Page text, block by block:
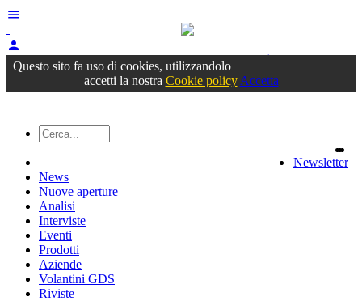
menu
person
Accedioppure registrati
Questo sito fa uso di cookies, utilizzandolo
accetti la nostra Cookie policy Accetta
Newsletter
News
Nuove aperture
Analisi
Interviste
Eventi
Prodotti
Aziende
Volantini GDS
Riviste